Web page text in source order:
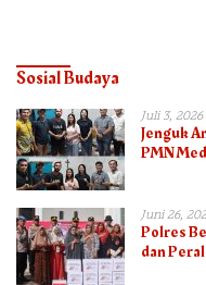
Sosial Budaya
Juli 3, 2026
Jenguk
PMN
Juni 26,
Polres
dan